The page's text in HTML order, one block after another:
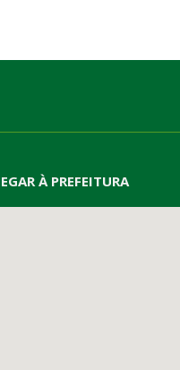
À PREFEITURA